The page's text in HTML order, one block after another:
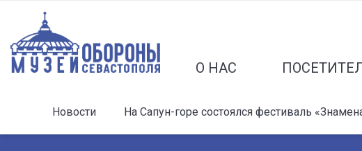
О НАС
Новости На Сапун-горе состоялся фестиваль